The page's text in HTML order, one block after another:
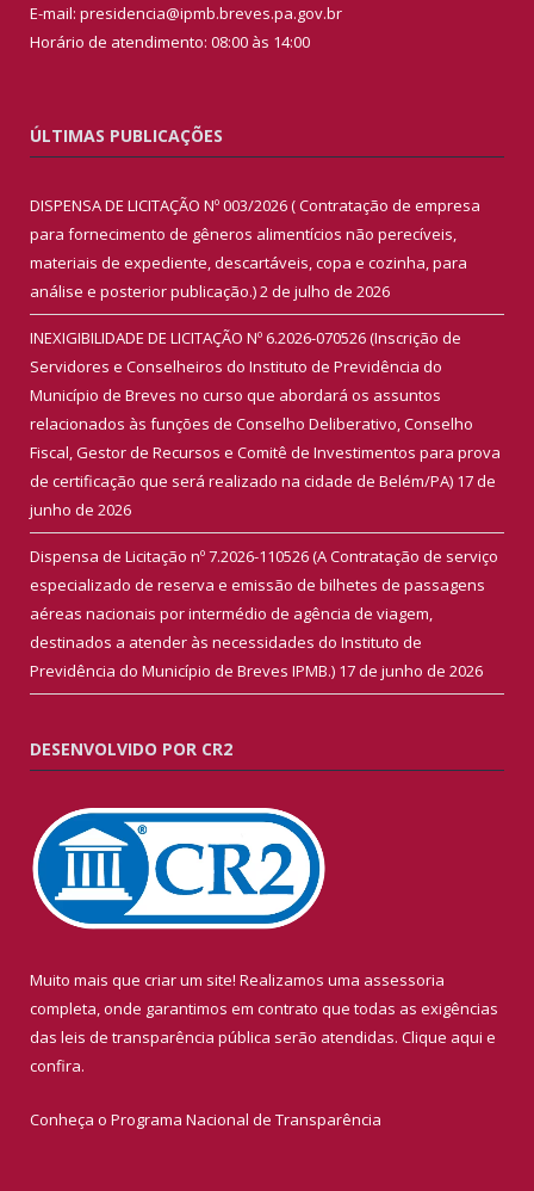
E-mail: presidencia@ipmb.breves.pa.gov.br
Horário de atendimento: 08:00 às 14:00
ÚLTIMAS PUBLICAÇÕES
DISPENSA DE LICITAÇÃO Nº 003/2026 ( Contratação de empresa
para fornecimento de gêneros alimentícios não perecíveis,
materiais de expediente, descartáveis, copa e cozinha, para
análise e posterior publicação.)2 de julho de 2026
INEXIGIBILIDADE DE LICITAÇÃO Nº 6.2026-070526 (Inscrição de
Servidores e Conselheiros do Instituto de Previdência do
Município de Breves no curso que abordará os assuntos
relacionados às funções de Conselho Deliberativo, Conselho
Fiscal, Gestor de Recursos e Comitê de Investimentos para prova
de certificação que será realizado na cidade de Belém/PA) 17 de
junho de 2026
Dispensa de Licitação nº 7.2026-110526 (A Contratação de serviço
especializado de reserva e emissão de bilhetes de passagens
aéreas nacionais por intermédio de agência de viagem,
destinados a atender às necessidades do Instituto de
Previdência do Município de Breves IPMB.) 17 de junho de 2026
DESENVOLVIDO POR CR2
Muito mais que criar um site! Realizamos uma assessoria
completa, onde garantimos em contrato que todas as exigências
das leis de transparência pública serão atendidas. Clique aqui e
confira.
Conheça o Programa Nacional de Transparência